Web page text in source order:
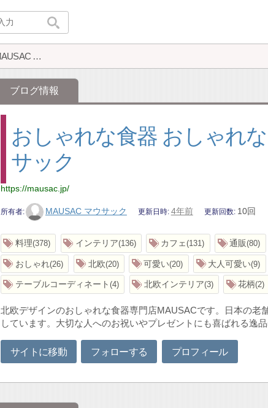
おしゃれな食器 おしゃれなお皿 MAUSAC マウサック
ブログ情報
おしゃれな食器 おしゃれ
サック
https://mausac.jp/
所有者 MAUSAC マウサック 更新日時 4年前 更新回数 10回
料理 378 インテリア 136 カフェ 131 通販 80
おしゃれ 26 北欧 20 可愛い 20 大人可愛い 9
テーブルコーディネート 4 北欧インテリア 3 花柄 2
北欧デザインのおしゃれな食器専門店MAUSACです。日本の
しています。大切な人へのお祝いやプレゼントにも喜ばれる逸品
サイトに移動 フォローする プロフィール